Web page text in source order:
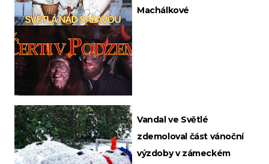
Machálkové
Vandal ve Světlé
zdemoloval část vánoční
výzdoby v zámeckém